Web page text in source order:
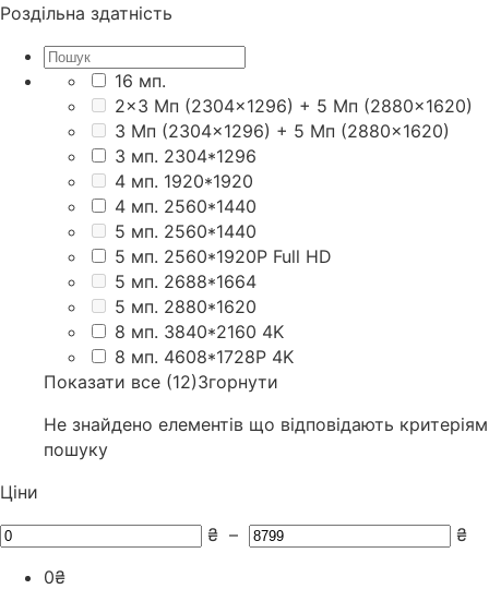
Роздільна здатність
16 мп.
2×3 Мп (2304×1296) + 5 Мп (2880×1620)
3 Мп (2304×1296) + 5 Мп (2880×1620)
3 мп. 2304*1296
4 мп. 1920*1920
4 мп. 2560*1440
5 мп. 2560*1440
5 мп. 2560*1920P Full HD
5 мп. 2688*1664
5 мп. 2880*1620
8 мп. 3840*2160 4K
8 мп. 4608*1728P 4K
Показати все (12)Згорнути
Не знайдено елементів що відповідають критеріям
пошуку
Ціни
₴ –
₴
0₴